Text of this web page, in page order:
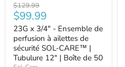
Prix
d'origine
$129.99
Prix
actuel
$99.99
23G x 3/4" - Ensemble de
perfusion à ailettes de
sécurité SOL-CARE™ |
Tubulure 12" | Boîte de 50